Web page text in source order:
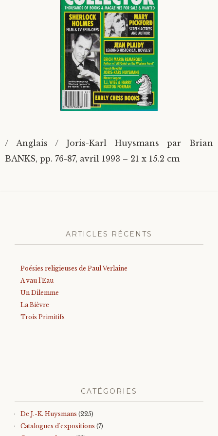
Langues étrangères
/ Anglais / Joris-Karl Huysmans par Brian
BANKS, pp. 76-87, avril 1993 – 21 x 15.2 cm
ARTICLES RÉCENTS
Poésies religieuses de Paul Verlaine
A vau l’Eau
Un Dilemme
La Bièvre
Trois Primitifs
CATÉGORIES
De J.-K. Huysmans (225)
Catalogues d'expositions (7)